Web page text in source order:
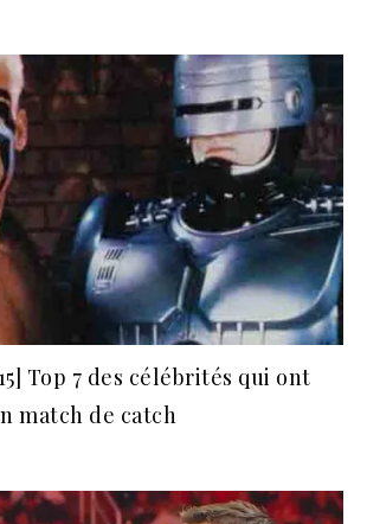
Top 7 des célébrités qui ont
match de catch